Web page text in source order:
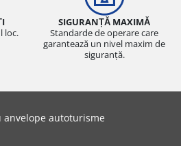
loc.
SIGURANȚĂ MAXIMĂ
Standarde de operare care
garantează un nivel maxim de
siguranță.
autoturisme